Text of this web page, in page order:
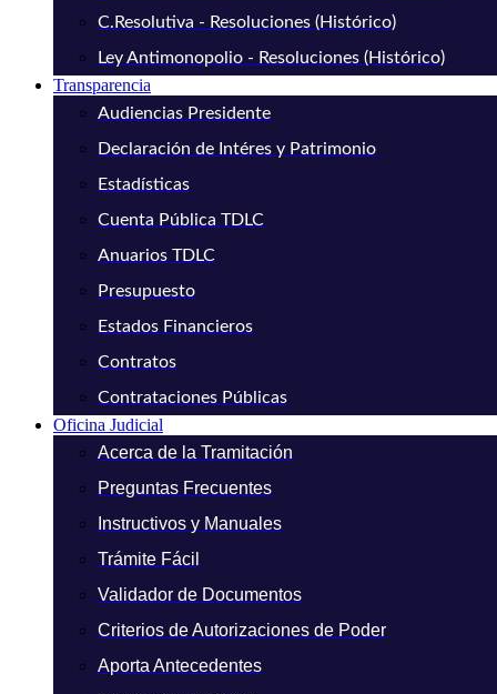
C.Resolutiva - Resoluciones (Histórico)
Ley Antimonopolio - Resoluciones (Histórico)
Transparencia
Audiencias Presidente
Declaración de Intéres y Patrimonio
Estadísticas
Cuenta Pública TDLC
Anuarios TDLC
Presupuesto
Estados Financieros
Contratos
Contrataciones Públicas
Oficina Judicial
Acerca de la Tramitación
Preguntas Frecuentes
Instructivos y Manuales
Trámite Fácil
Validador de Documentos
Criterios de Autorizaciones de Poder
Aporta Antecedentes